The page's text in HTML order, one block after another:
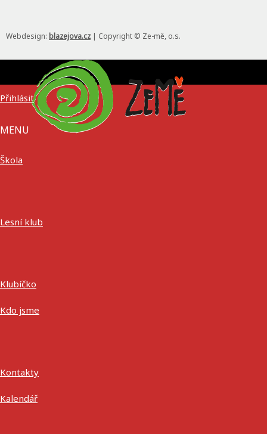
Webdesign: blazejova.cz | Copyright © Ze-mě, o.s.
MENU
Přihlásit
Škola
Lesní klub
Klubíčko
Kdo jsme
Kontakty
Kalendář